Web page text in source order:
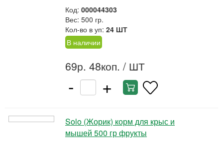
Код: 000044303
Вес: 500 гр.
Кол-во в уп: 24 ШТ
В наличии
69р. 48коп. / ШТ
- +
Solo (Жорик) корм для крыс и
мышей 500 гр фрукты